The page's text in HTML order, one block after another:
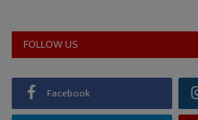
FOLLOW US
Facebook